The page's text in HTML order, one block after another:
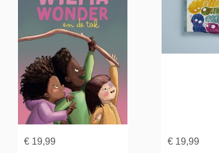
€19,99 € 19,99